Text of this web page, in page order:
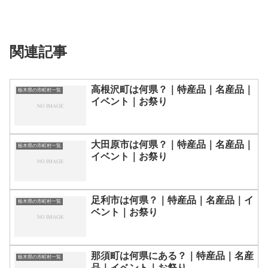
関連記事
栃木県の市町村一覧
高根沢町は何県？｜特産品｜名産品｜
イベント｜お祭り
栃木県の市町村一覧
大田原市は何県？｜特産品｜名産品｜
イベント｜お祭り
栃木県の市町村一覧
足利市は何県？｜特産品｜名産品｜イ
ベント｜お祭り
栃木県の市町村一覧
那須町は何県にある？｜特産品｜名産